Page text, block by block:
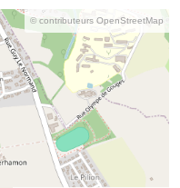
© contributeurs OpenStreetMap